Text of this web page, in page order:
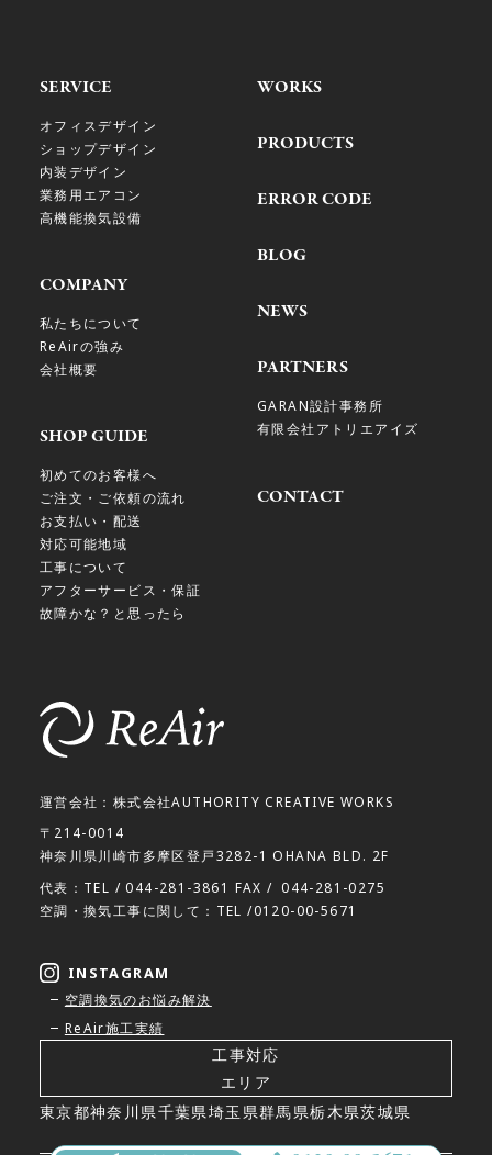
SERVICE
オフィスデザイン
ショップデザイン
内装デザイン
業務用エアコン
高機能換気設備
COMPANY
私たちについて
ReAirの強み
会社概要
SHOP GUIDE
初めてのお客様へ
ご注文・ご依頼の流れ
お支払い・配送
対応可能地域
工事について
アフターサービス・保証
故障かな？と思ったら
WORKS
PRODUCTS
ERROR CODE
BLOG
NEWS
PARTNERS
GARAN設計事務所
有限会社アトリエアイズ
CONTACT
運営会社：株式会社AUTHORITY CREATIVE WORKS
〒214-0014
神奈川県川崎市多摩区登戸3282-1 OHANA BLD. 2F
代表：TEL / 044-281-3861 FAX / 044-281-0275
空調・換気工事に関して：TEL /0120-00-5671
INSTAGRAM
空調換気のお悩み解決
ReAir施工実績
工事対応
エリア
東京都神奈川県千葉県埼玉県群馬県栃木県茨城県